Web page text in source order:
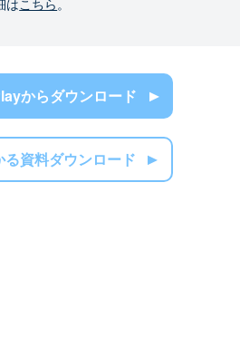
はこちら。
からダウンロード
る資料ダウンロード